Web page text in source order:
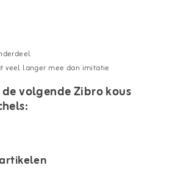
veel langer mee dan imitatie
volgende Zibro kous